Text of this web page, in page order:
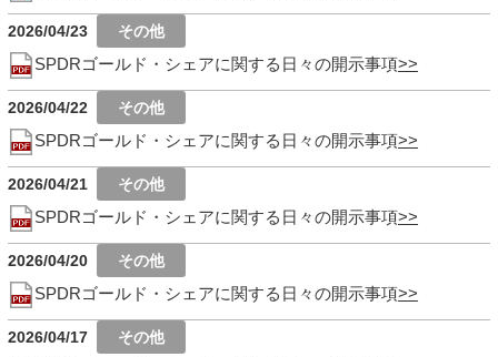
2026/04/23
SPDRゴールド・シェアに関する日々の開示事項
2026/04/22
SPDRゴールド・シェアに関する日々の開示事項
2026/04/21
SPDRゴールド・シェアに関する日々の開示事項
2026/04/20
SPDRゴールド・シェアに関する日々の開示事項
2026/04/17